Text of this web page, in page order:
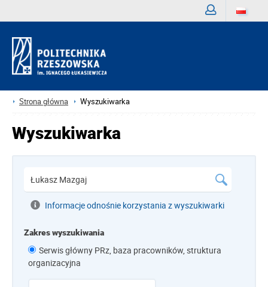
Strona główna Wyszukiwarka
Wyszukiwarka
Informacje odnośnie korzystania z wyszukiwarki
Zakres wyszukiwania
Serwis główny PRz, baza pracowników, struktura
organizacyjna